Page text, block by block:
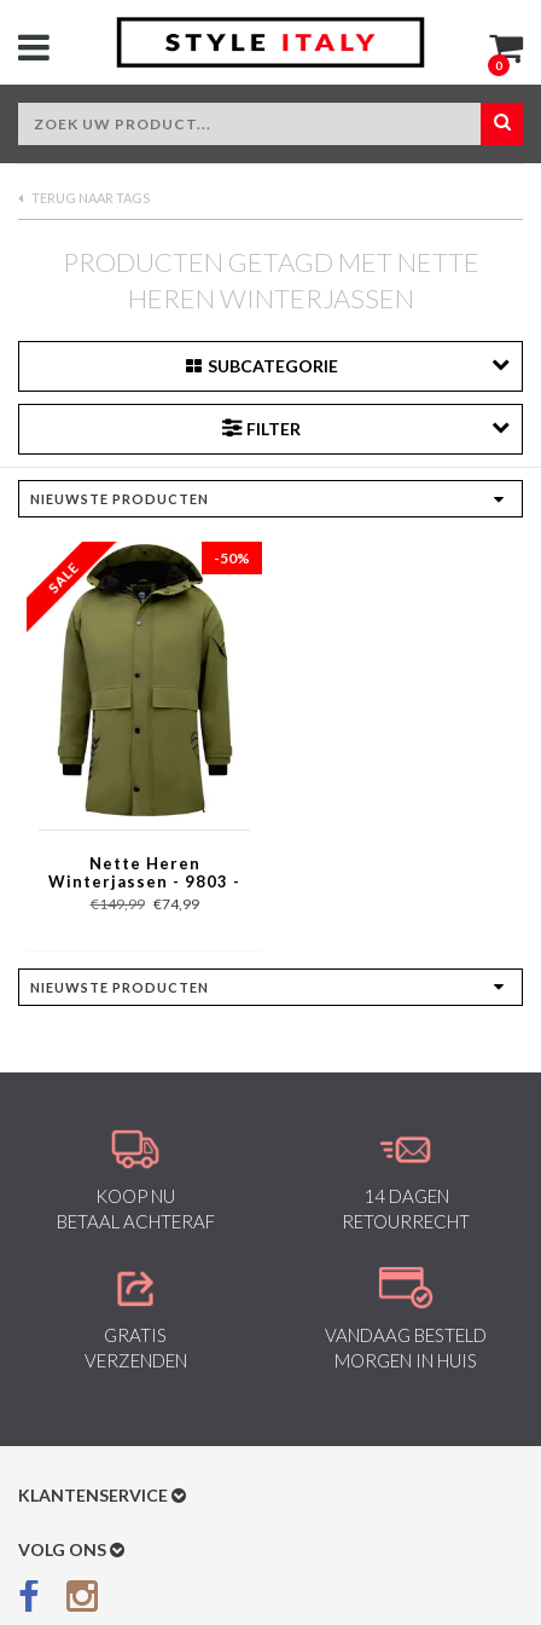
0
TERUG NAAR TAGS
PRODUCTEN GETAGD MET NETTE
HEREN WINTERJASSEN
SUBCATEGORIE
FILTER
-50%
Nette Heren
Winterjassen - 9803 -
Groen
€149,99 €74,99
KOOP NU
BETAAL ACHTERAF
14 DAGEN
RETOURRECHT
GRATIS
VERZENDEN
VANDAAG BESTELD
MORGEN IN HUIS
KLANTENSERVICE
Klantenservice
Betaalmethoden
VOLG ONS